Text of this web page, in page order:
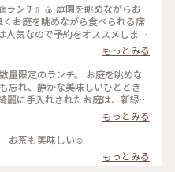
ランチ』🍙 庭園を眺めながらお
お庭を眺めながら食べられる席
人気なので予約をオススメします
王山 #ランチ #和食ランチ #日本
もっとみる
量限定のランチ。 お庭を眺めな
忘れ、静かな美味しいひととき
麗に手入れされたお庭は、新緑が
した🌸 お庭を散策することも
さんぽ #数量限定
もっとみる
お茶も美味しい☺️
もっとみる